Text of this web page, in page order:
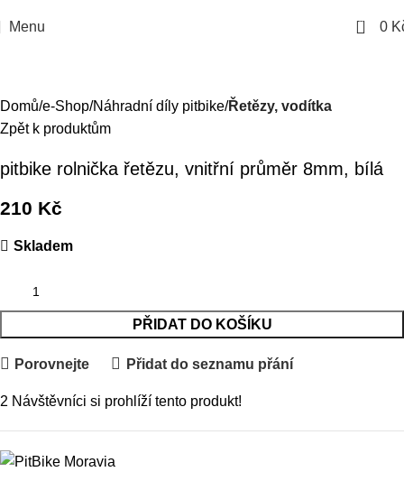
Menu 0 0
Domů e-Shop Náhradní díly pitbike Řetězy, vodítka
Zpět k produktům
pitbike rolnička řetězu, vnitřní průměr 8mm, bílá
210 Kč
Skladem
PŘIDAT DO KOŠÍKU
Porovnejte Přidat do seznamu přání
2 Návštěvníci si prohlíží tento produkt!